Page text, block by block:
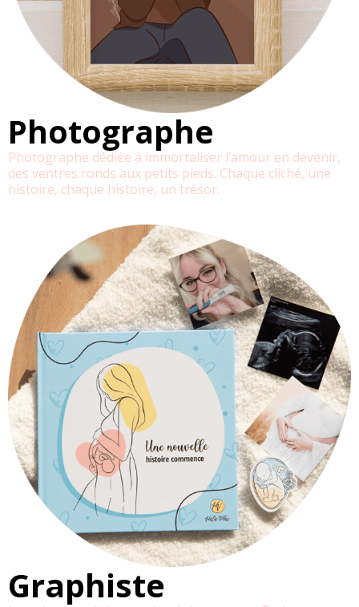
Photographe
Photographe dédiée à immortaliser l’amour en devenir,
des ventres ronds aux petits pieds. Chaque cliché, une
histoire, chaque histoire, un trésor.
Graphiste